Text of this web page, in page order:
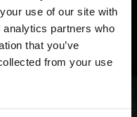
use of our site with
partners who
that you’ve
from your use